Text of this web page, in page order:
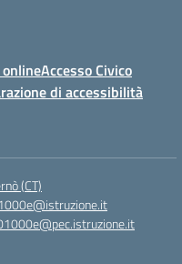
Accesso Civico
di accessibilità
(CT)